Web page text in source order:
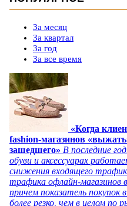
За месяц
За квартал
За год
За все время
«Когда
fashion-магазинов
зашедшего» В последние
обуви и аксессуарах
снижения входящего
трафика офлайн-магазинов
причем показатель покупок
более резко, чем в целом по